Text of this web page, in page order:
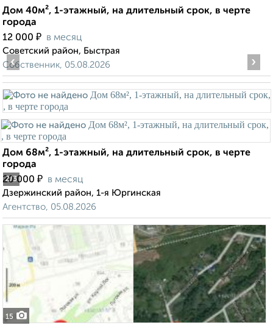
Дом 40м², 1-этажный, на длительный срок, в черте
города
12 000 ₽ в месяц
Советский район, Быстрая
Собственник, 05.08.2026
2/3
‹ ›
Дом 68м², 1-этажный, на длительный срок, в черте
города
20 000 ₽ в месяц
Дзержинский район, 1-я Юргинская
Агентство, 05.08.2026
15